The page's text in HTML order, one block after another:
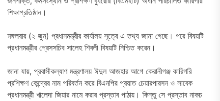
শিক্ষাপ্রতিষ্ঠান।
মঙ্গলবার (২ জুন) প্রধানমন্ত্রীর কার্যালয় সূত্রে এ তথ্য জানা গেছে। পরে বিষয়টি
প্রধানমন্ত্রীর প্রেসসচিব সালেহ শিবলী বিষয়টি নিশ্চিত করেন।
জানা যায়, প্রবাসীকল্যাণ মন্ত্রণালয় ঈদুল আজহার আগে কেরানীগঞ্জ কারিগরি
প্রশিক্ষণ কেন্দ্রের নাম পরিবর্তন করে বিএনপির প্রয়াত চেয়ারপারসন ও সাবেক
প্রধানমন্ত্রী খালেদা জিয়ার নামে করার প্রস্তাব পাঠায়। কিন্তু সে প্রস্তাব নাকচ